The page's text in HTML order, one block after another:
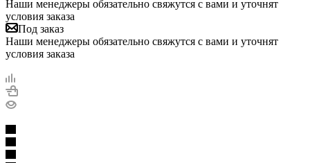
Наши менеджеры обязательно свяжутся с вами и уточнят
условия заказа
Под заказ
Наши менеджеры обязательно свяжутся с вами и уточнят
условия заказа